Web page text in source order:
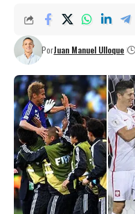
PorJuan Manuel Ulloque